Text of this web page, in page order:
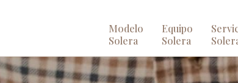
Modelo
Solera
Equipo
Solera